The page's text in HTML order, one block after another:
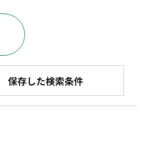
保存した検索条件